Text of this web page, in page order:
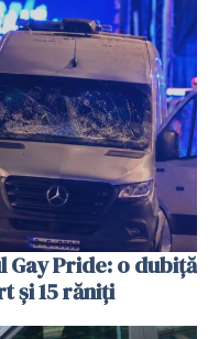
Pride: o dubiță
și 15 răniți